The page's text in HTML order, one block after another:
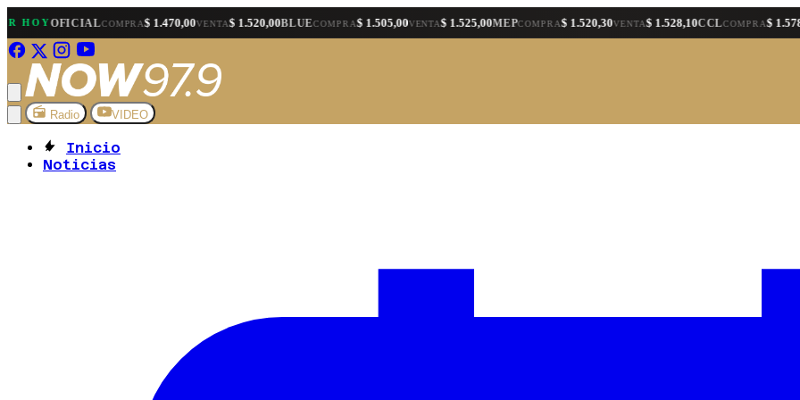
OFICIALCOMPRA$ 1.470,00VENTA$ 1.520,00BLUECOMPRA$ 1.505,00VENTA$ 1.525,00MEPCOMPRA$ 1.520,30VENTA$ 1.528,10CCLCOMPRA$ 1.578,40
Radio VIDEO
Inicio
Noticias